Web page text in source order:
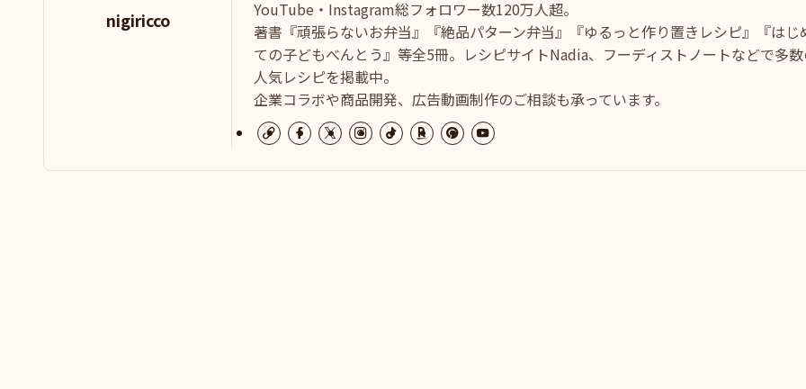
nigiricco
YouTube・Instagram総フォロワー数120万人超。
著書『頑張らないお弁当』『絶品パターン弁当』『ゆるっと作り置きレシピ』『はじ
ての子どもべんとう』等全5冊。レシピサイトNadia、フーディストノートなどで多
人気レシピを掲載中。
企業コラボや商品開発、広告動画制作のご相談も承っています。